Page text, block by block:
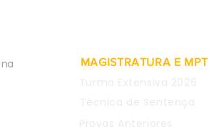
na
MAGISTRATURA E MPT